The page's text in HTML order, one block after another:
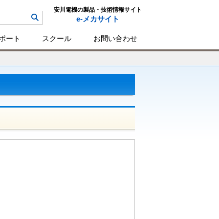
安川電機の製品・技術情報サイト
e-メカサイト
ート スクール お問い合わせ